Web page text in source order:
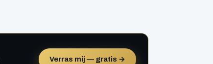
Verras mij — gratis →